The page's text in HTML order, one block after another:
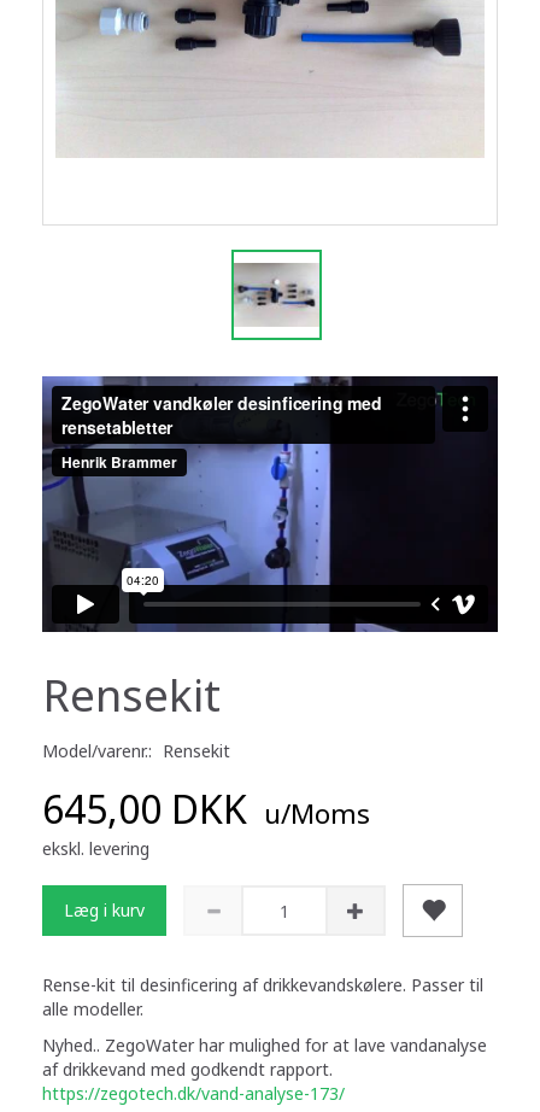
Rensekit
Model/varenr.: Rensekit
645,00 DKK u/Moms
ekskl. levering
Læg i kurv
Rense-kit til desinficering af drikkevandskølere. Passer til
alle modeller.
Nyhed.. ZegoWater har mulighed for at lave vandanalyse
af drikkevand med godkendt rapport.
https://zegotech.dk/vand-analyse-173/